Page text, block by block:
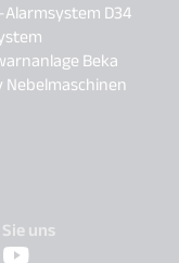
D34
Beka
Nebelmaschinen
uns